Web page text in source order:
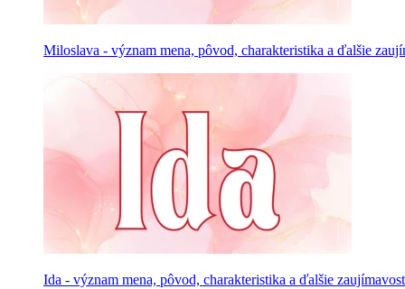
Miloslava - význam mena, pôvod, charakteristika a ďalšie
Ida - význam mena, pôvod, charakteristika a ďalšie